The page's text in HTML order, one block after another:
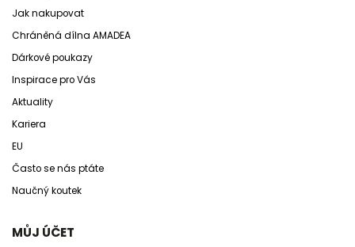
Jak nakupovat
Chráněná dílna AMADEA
Dárkové poukazy
Inspirace pro Vás
Aktuality
Kariera
EU
Často se nás ptáte
Naučný koutek
MŮJ ÚČET